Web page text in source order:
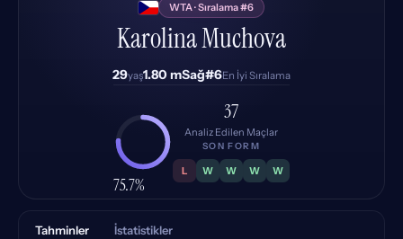
WTA · Sıralama #6
Karolina Muchova
29yaş1.80 mSağ#6En İyi Sıralama
75.7%
37
Analiz Edilen Maçlar
SON FORM
L W W W W
Tahminler İstatistikler